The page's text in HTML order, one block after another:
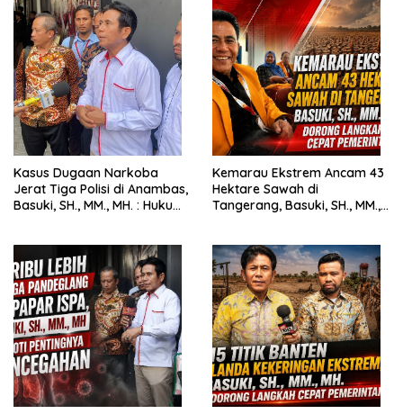
Kasus Dugaan Narkoba
Jerat Tiga Polisi di Anambas,
Basuki, SH., MM., MH. : Hukum
Kemarau Ekstrem Ancam 43
Hektare Sawah di
Tangerang, Basuki, SH., MM.,